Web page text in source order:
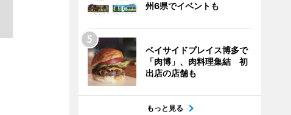
州6県でイベントも
ベイサイドプレイス博多で
「肉博」、肉料理集結 初
出店の店舗も
もっと見る